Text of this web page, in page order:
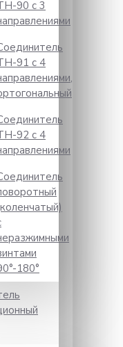
90 с 3
91 с 4
92 с 4
180°